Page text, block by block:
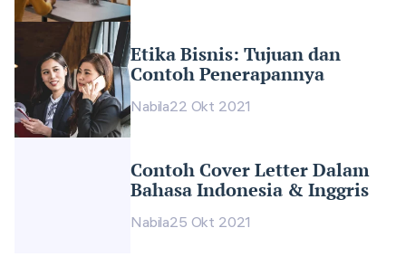
Etika Bisnis: Tujuan dan
Contoh Penerapannya
Nabila22 Okt 2021
Contoh Cover Letter Dalam
Bahasa Indonesia & Inggris
Nabila25 Okt 2021